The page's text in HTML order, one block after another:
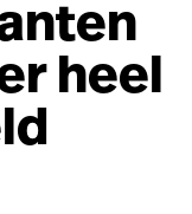
heel